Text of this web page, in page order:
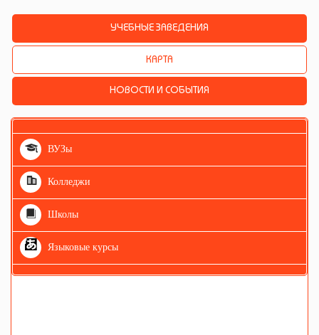
УЧЕБНЫЕ ЗАВЕДЕНИЯ
КАРТА
НОВОСТИ И СОБЫТИЯ
ВУЗы
Колледжи
Школы
Языковые курсы